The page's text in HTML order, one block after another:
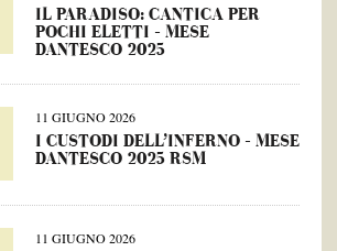
IL PARADISO: CANTICA PER
POCHI ELETTI – MESE
DANTESCO 2025
11 GIUGNO 2026
I CUSTODI DELL’INFERNO – MESE
DANTESCO 2025 RSM
11 GIUGNO 2026